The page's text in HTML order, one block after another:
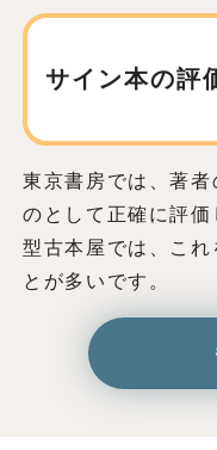
サイン本の評
東京書房では、著
のとして正確に評
型古本屋では、これ
とが多いです。